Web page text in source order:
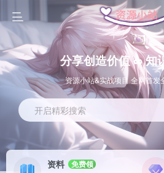
分享创造价值 ∞ 知
资源小站&实战项目 全网首发
开启精彩搜索
资料
免费领